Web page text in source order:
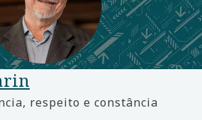
respeito e constância